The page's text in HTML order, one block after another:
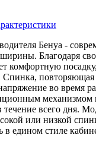
Бенуа -
Благодаря
комфортную
Спинка,
во время
механизмом
всего дня.
или низкой
в едином стиле